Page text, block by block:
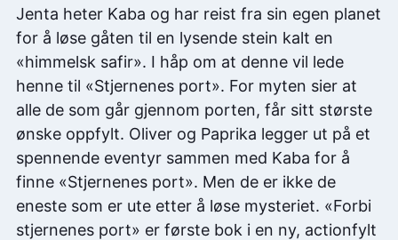
Jenta heter Kaba og har reist fra sin egen planet
for å løse gåten til en lysende stein kalt en
«himmelsk safir». I håp om at denne vil lede
henne til «Stjernenes port». For myten sier at
alle de som går gjennom porten, får sitt største
ønske oppfylt. Oliver og Paprika legger ut på et
spennende eventyr sammen med Kaba for å
finne «Stjernenes port». Men de er ikke de
eneste som er ute etter å løse mysteriet. «Forbi
stjernenes port» er første bok i en ny, actionfylt